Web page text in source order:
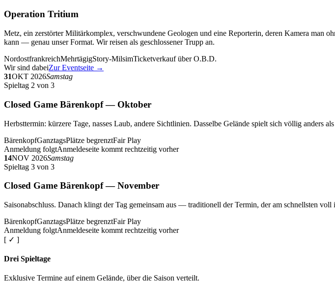
Operation Tritium
Metz, ein zerstörter Militärkomplex, verschwundene Geologen und eine Reporterin, deren Kamera man
kann — genau unser Format. Wir reisen als geschlossener Trupp an.
NordostfrankreichMehrtägigStory-MilsimTicketverkauf über O.B.D.
Wir sind dabeiZur Eventseite →
31OKT 2026Samstag
Spieltag 2 von 3
Closed Game Bärenkopf — Oktober
Herbsttermin: kürzere Tage, nasses Laub, andere Sichtlinien. Dasselbe Gelände spielt sich völlig anders
BärenkopfGanztagsPlätze begrenztFair Play
Anmeldung folgtAnmeldeseite kommt rechtzeitig vorher
14NOV 2026Samstag
Spieltag 3 von 3
Closed Game Bärenkopf — November
Saisonabschluss. Danach klingt der Tag gemeinsam aus — traditionell der Termin, der am schnellsten voll
BärenkopfGanztagsPlätze begrenztFair Play
Anmeldung folgtAnmeldeseite kommt rechtzeitig vorher
[ ✓ ]
Drei Spieltage
Exklusive Termine auf einem Gelände, über die Saison verteilt.